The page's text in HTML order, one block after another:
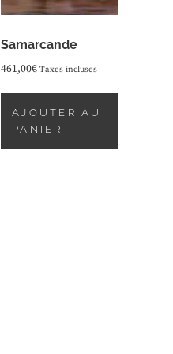
Samarcande
461,00€ Taxes incluses
AJOUTER AU
PANIER